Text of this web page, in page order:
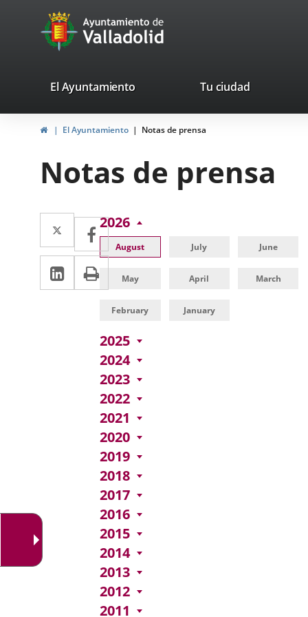
Portal
Web
Ayuntamiento
de
valladolid.es
El Ayuntamiento Tu ciudad
HomeEl Ayuntamiento Notas de prensa
Notas de prensa
Twitter
Enlace
a
una
aplicación
externa.
Facebook
Enlace
a
una
externa.
Linkedin
Enlace
a
aplicación
externa.
2026
August July June
May April March
February January
2025
2024
2023
2022
2021
2020
2019
2018
2017
2016
2015
2014
2013
2012
2011